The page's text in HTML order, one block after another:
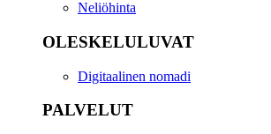
Neliöhinta
OLESKELULUVAT
Digitaalinen nomadi
PALVELUT